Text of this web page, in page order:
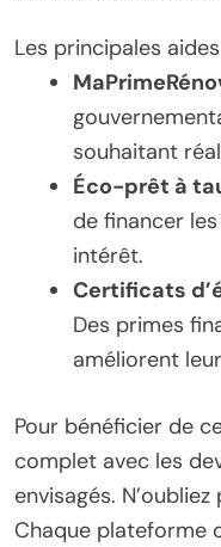
Les principales
souhaitant
Éco-prêt à
de financer
intérêt.
Certificats
Des primes
améliorent
Pour bénéficier de
complet avec les
envisagés.
Chaque plateforme